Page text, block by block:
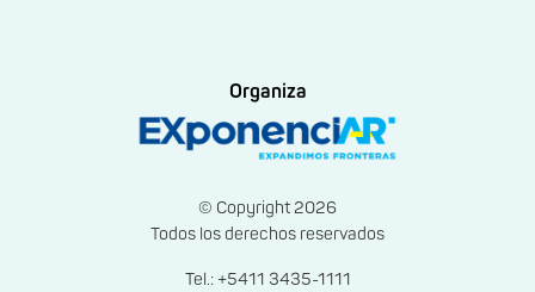
Organiza
© Copyright 2026
Todos los derechos reservados
Tel.: +5411 3435-1111